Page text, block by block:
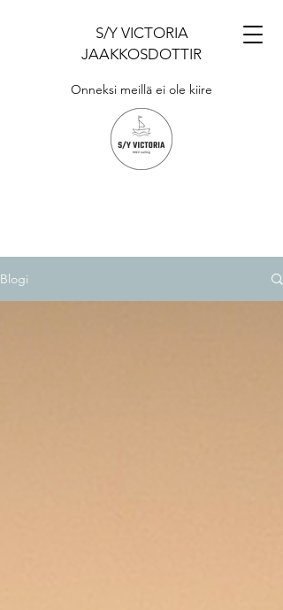
S/Y VICTORIA
JAAKKOSDOTTIR
Onneksi meillä ei ole kiire
Blogi